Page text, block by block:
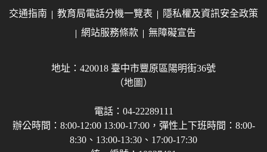
交通指南 教育局電話分機一覽表
隱私權及資訊安全政策
網站服務條款
無障礙宣告
地址：420018 臺中市豐原區陽明街36號
（地圖）
電話：04-22289111
辦公時間：8:00-12:00 13:00-17:00，彈性上下班時間：8:00-
8:30、13:00-13:30、17:00-17:30